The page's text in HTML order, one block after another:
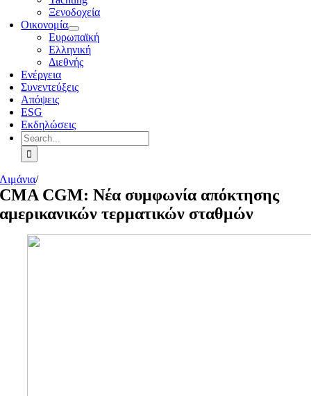
Ξενοδοχεία
Οικονομία
Ευρωπαϊκή
Ελληνική
Διεθνής
Ενέργεια
Συνεντεύξεις
Απόψεις
ESG
Εκδηλώσεις
Search
for:
Λιμάνια/
CMA CGM: Νέα συμφωνία απόκτησης
αμερικανικών τερματικών σταθμών